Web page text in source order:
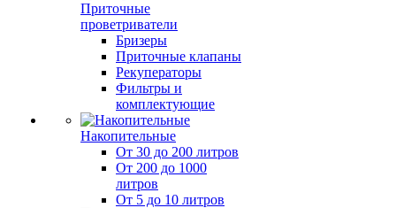
Приточные
проветриватели
Бризеры
Приточные клапаны
Рекуператоры
Фильтры и
комплектующие
Накопительные
От 30 до 200 литров
От 200 до 1000
литров
От 5 до 10 литров